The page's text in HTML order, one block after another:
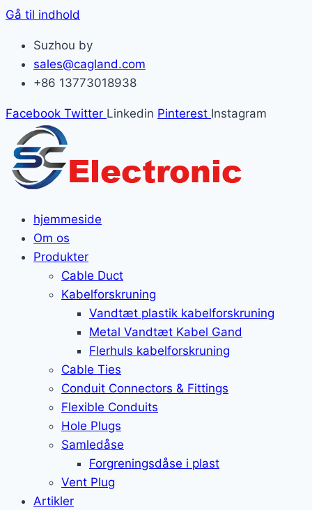
Gå til indhold
Suzhou by
sales@cagland.com
+86 13773018938
Facebook Twitter Linkedin Pinterest Instagram
hjemmeside
Om os
Produkter
Cable Duct
Kabelforskruning
Vandtæt plastik kabelforskruning
Metal Vandtæt Kabel Gand
Flerhuls kabelforskruning
Cable Ties
Conduit Connectors & Fittings
Flexible Conduits
Hole Plugs
Samledåse
Forgreningsdåse i plast
Vent Plug
Artikler